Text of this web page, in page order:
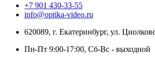
+7 901 430-33-55
info@optika-video.ru
620089, г. Екатеринбург, ул.
Пн-Пт 9:00-17:00, Сб-Вс - выходной